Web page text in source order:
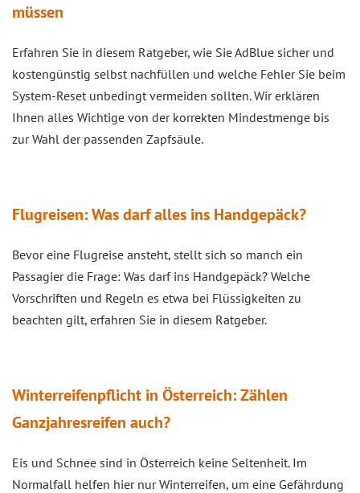
müssen
Erfahren Sie in diesem Ratgeber, wie Sie AdBlue sicher und
kostengünstig selbst nachfüllen und welche Fehler Sie beim
System-Reset unbedingt vermeiden sollten. Wir erklären
Ihnen alles Wichtige von der korrekten Mindestmenge bis
zur Wahl der passenden Zapfsäule.
Flugreisen: Was darf alles ins Handgepäck?
Bevor eine Flugreise ansteht, stellt sich so manch ein
Passagier die Frage: Was darf ins Handgepäck? Welche
Vorschriften und Regeln es etwa bei Flüssigkeiten zu
beachten gilt, erfahren Sie in diesem Ratgeber.
Winterreifenpflicht in Österreich: Zählen
Ganzjahresreifen auch?
Eis und Schnee sind in Österreich keine Seltenheit. Im
Normalfall helfen hier nur Winterreifen, um eine Gefährdung